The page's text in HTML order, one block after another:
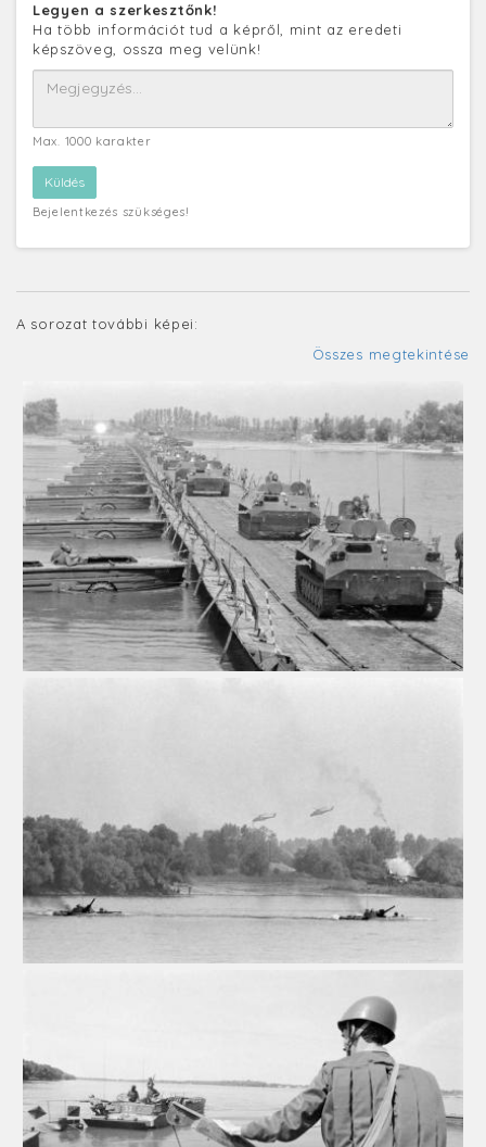
Legyen a szerkesztőnk!
Ha több információt tud a képről, mint az eredeti
képszöveg, ossza meg velünk!
Max. 1000 karakter
Bejelentkezés szükséges!
A sorozat további képei:
Összes megtekintése